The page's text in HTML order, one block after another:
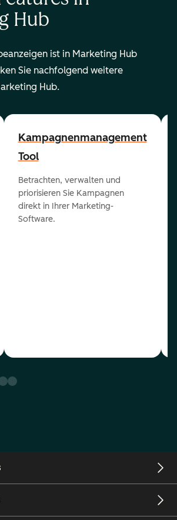
Hub
ist in Marketing Hub
Sie nachfolgend weitere
Hub.
Kampagnenmanagement
Tool
Betrachten, verwalten und
priorisieren Sie Kampagnen
direkt in Ihrer Marketing-
Software.